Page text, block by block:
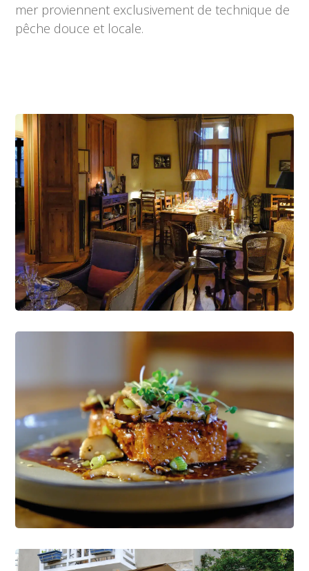
mer proviennent exclusivement de technique de
pêche douce et locale.